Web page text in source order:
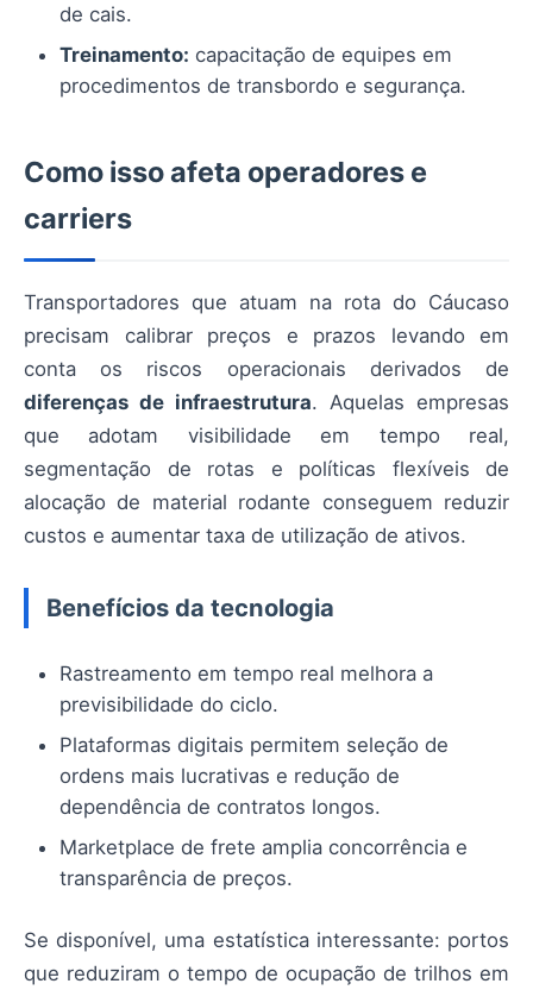
de cais.
Treinamento: capacitação de equipes em
procedimentos de transbordo e segurança.
Como isso afeta operadores e
carriers
Transportadores que atuam na rota do Cáucaso
precisam calibrar preços e prazos levando em
conta os riscos operacionais derivados de
diferenças de infraestrutura. Aquelas empresas
que adotam visibilidade em tempo real,
segmentação de rotas e políticas flexíveis de
alocação de material rodante conseguem reduzir
custos e aumentar taxa de utilização de ativos.
Benefícios da tecnologia
Rastreamento em tempo real melhora a
previsibilidade do ciclo.
Plataformas digitais permitem seleção de
ordens mais lucrativas e redução de
dependência de contratos longos.
Marketplace de frete amplia concorrência e
transparência de preços.
Se disponível, uma estatística interessante: portos
que reduziram o tempo de ocupação de trilhos em